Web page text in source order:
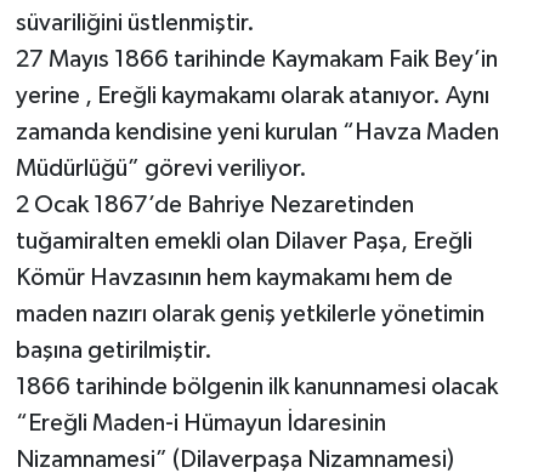
süvariliğini üstlenmiştir.
27 Mayıs 1866 tarihinde Kaymakam Faik Bey’in
yerine , Ereğli kaymakamı olarak atanıyor. Aynı
zamanda kendisine yeni kurulan “Havza Maden
Müdürlüğü” görevi veriliyor.
2 Ocak 1867’de Bahriye Nezaretinden
tuğamiralten emekli olan Dilaver Paşa, Ereğli
Kömür Havzasının hem kaymakamı hem de
maden nazırı olarak geniş yetkilerle yönetimin
başına getirilmiştir.
1866 tarihinde bölgenin ilk kanunnamesi olacak
“Ereğli Maden-i Hümayun İdaresinin
Nizamnamesi” (Dilaverpaşa Nizamnamesi)